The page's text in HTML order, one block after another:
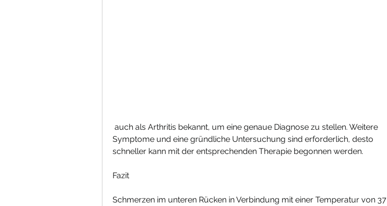
Symptome und eine gründliche Untersuchung sind erforderlich, desto
schneller kann mit der entsprechenden Therapie begonnen werden.
Fazit
Schmerzen im unteren Rücken in Verbindung mit einer Temperatur von 37